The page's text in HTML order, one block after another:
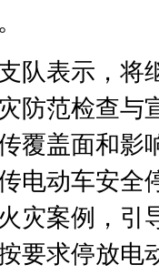
表示，将
防范检查与
覆盖面和影
电动车安全
灾案例，引
要求停放电